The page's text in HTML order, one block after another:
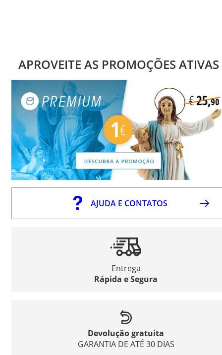
APROVEITE AS PROMOÇÕES ATIVAS
AJUDA E CONTATOS
Entrega
Rápida e Segura
Devolução gratuita
GARANTIA DE ATÉ 30 DIAS